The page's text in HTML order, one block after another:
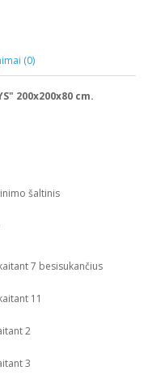
(0)
200x200x80 cm.
šaltinis
7 besisukančius
11
2
3